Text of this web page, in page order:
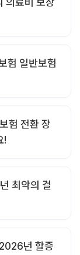
험 일반보험
험 전환 장
!
최악의 결
년 할증